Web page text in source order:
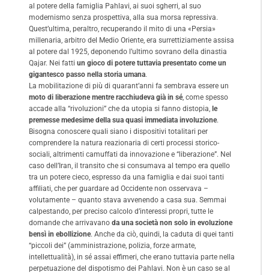
al potere della famiglia Pahlavi, ai suoi sgherri, al suo
modernismo senza prospettiva, alla sua morsa repressiva.
Quest’ultima, peraltro, recuperando il mito di una «Persia»
millenaria, arbitro del Medio Oriente, era surrettiziamente assisa
al potere dal 1925, deponendo l’ultimo sovrano della dinastia
Qajar. Nei fatti un gioco di potere tuttavia presentato come un
gigantesco passo nella storia umana.
La mobilitazione di più di quarant’anni fa sembrava essere un
moto di liberazione mentre racchiudeva già in sé, come spesso
accade alla “rivoluzioni” che da utopia si fanno distopia, le
premesse medesime della sua quasi immediata involuzione.
Bisogna conoscere quali siano i dispositivi totalitari per
comprendere la natura reazionaria di certi processi storico-
sociali, altrimenti camuffati da innovazione e “liberazione”. Nel
caso dell’Iran, il transito che si consumava al tempo era quello
tra un potere cieco, espresso da una famiglia e dai suoi tanti
affiliati, che per guardare ad Occidente non osservava –
volutamente – quanto stava avvenendo a casa sua. Semmai
calpestando, per preciso calcolo d’interessi propri, tutte le
domande che arrivavano da una società non solo in evoluzione
bensì in ebollizione. Anche da ciò, quindi, la caduta di quei tanti
“piccoli dei” (amministrazione, polizia, forze armate,
intellettualità), in sé assai effimeri, che erano tuttavia parte nella
perpetuazione del dispotismo dei Pahlavi. Non è un caso se al